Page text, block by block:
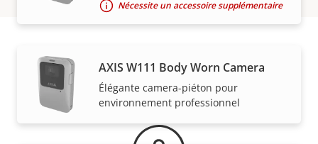
Nécessite un accessoire supplémentaire
AXIS W111 Body Worn Camera
Élégante camera-piéton pour
environnement professionnel
Garantie